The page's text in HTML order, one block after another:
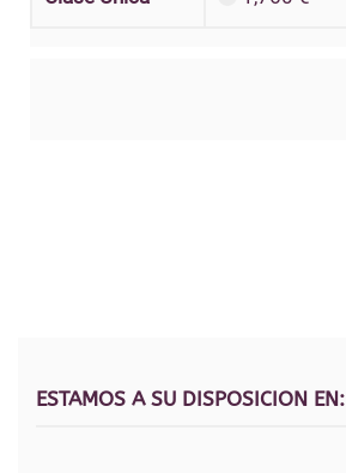
ESTAMOS A SU DISPOSICION EN: